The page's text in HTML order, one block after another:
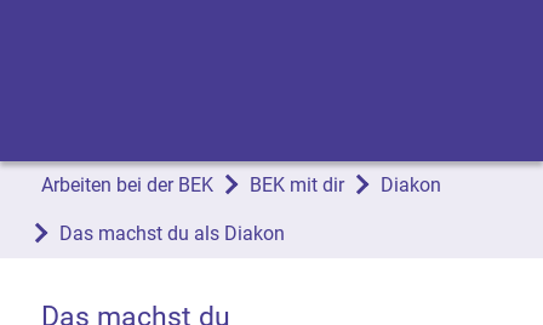
Arbeiten bei der BEK BEK mit dir Diakon
Das machst du als Diakon
Das machst du